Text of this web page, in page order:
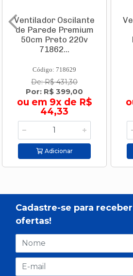
Ventilador Oscilante
de Parede Premium
50cm Preto 220v
71862...
Código: 718629
De: R$ 431,30
Por: R$ 399,00
ou em 9x de R$
44,33
Adicionar
Cadastre-se para
ofertas!